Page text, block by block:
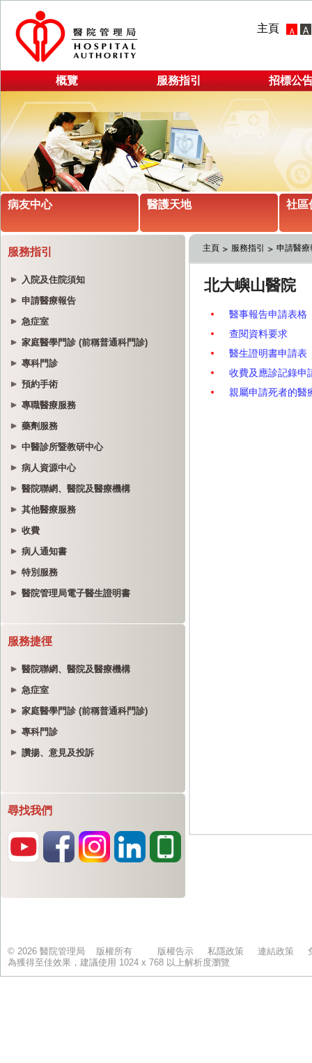
主頁
概覽 服務指引 招標公
病友中心 醫護天地 社區
服務指引
入院及住院須知
申請醫療報告
急症室
家庭醫學門診 (前稱普通科門診)
專科門診
預約手術
專職醫療服務
藥劑服務
中醫診所暨教研中心
病人資源中心
醫院聯網、醫院及醫療機構
其他醫療服務
收費
病人通知書
特別服務
醫院管理局電子醫生證明書
服務捷徑
醫院聯網、醫院及醫療機構
急症室
家庭醫學門診 (前稱普通科門診)
專科門診
讚揚、意見及投訴
尋找我們
主頁 服務指引 申請醫療
© 2026 醫院管理局 版權所有 版權告示 私隱政策 連結政策
為獲得至佳效果，建議使用 1024 x 768 以上解析度瀏覽